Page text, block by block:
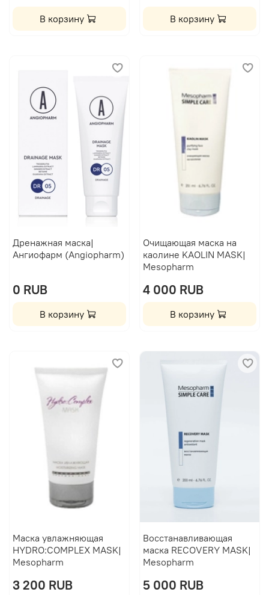
В корзину В корзину
Дренажная маска|
Ангиофарм (Angiopharm)
0 RUB
В корзину
Очищающая маска на
каолине KAOLIN MASK|
Mesopharm
4 000 RUB
В корзину
Маска увлажняющая
HYDRO:COMPLEX MASK|
Mesopharm
3 200 RUB
Восстанавливающая
маска RECOVERY MASK|
Mesopharm
5 000 RUB